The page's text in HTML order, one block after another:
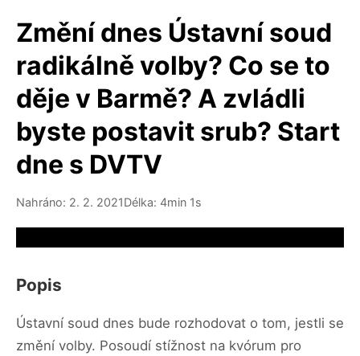
Změní dnes Ústavní soud
radikálně volby? Co se to
děje v Barmě? A zvládli
byste postavit srub? Start
dne s DVTV
Nahráno: 2. 2. 2021Délka: 4min 1s
Popis
Ústavní soud dnes bude rozhodovat o tom, jestli se
změní volby. Posoudí stížnost na kvórum pro